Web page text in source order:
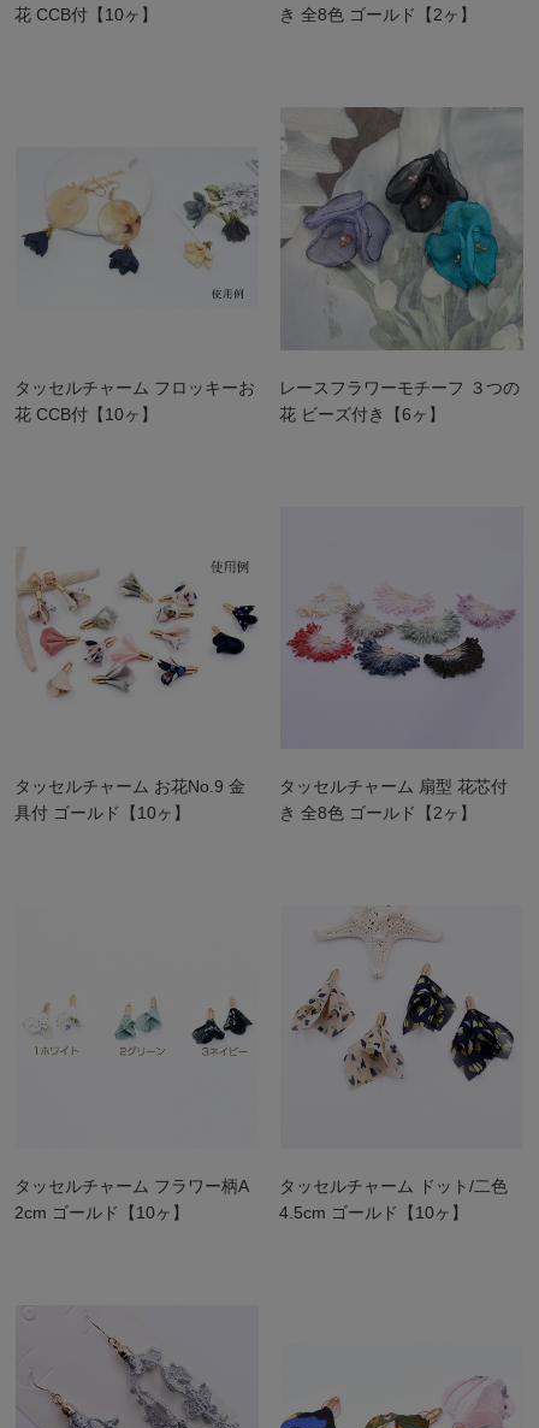
花 CCB付【10ヶ】
き 全8色 ゴールド【2ヶ】
タッセルチャーム フロッキーお
花 CCB付【10ヶ】
レースフラワーモチーフ ３つの
花 ビーズ付き【6ヶ】
タッセルチャーム お花No.9 金
具付 ゴールド【10ヶ】
タッセルチャーム 扇型 花芯付
き 全8色 ゴールド【2ヶ】
タッセルチャーム フラワー柄A
2cm ゴールド【10ヶ】
タッセルチャーム ドット/二色
4.5cm ゴールド【10ヶ】